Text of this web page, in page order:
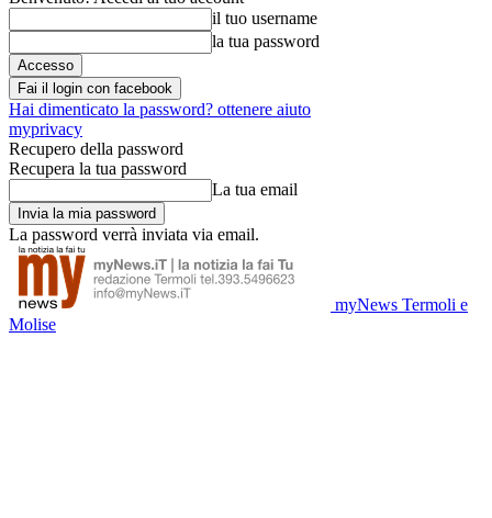
il tuo username
la tua password
Fai il login con facebook
Hai dimenticato la password? ottenere aiuto
myprivacy
Recupero della password
Recupera la tua password
La tua email
La password verrà inviata via email.
myNews Termoli e
Molise